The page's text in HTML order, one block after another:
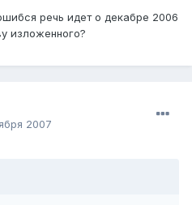
речь идет о декабре 2006
изложенного?
2007